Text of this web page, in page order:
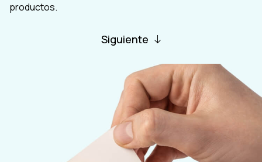
productos.
Siguiente